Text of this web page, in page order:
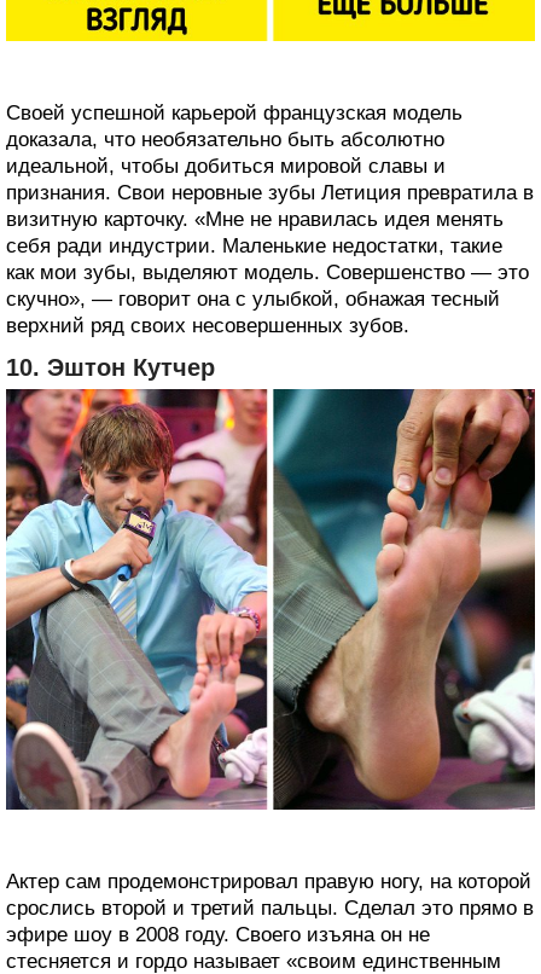
Своей успешной карьерой французская модель
доказала, что необязательно быть абсолютно
идеальной, чтобы добиться мировой славы и
признания. Свои неровные зубы Летиция превратила в
визитную карточку. «Мне не нравилась идея менять
себя ради индустрии. Маленькие недостатки, такие
как мои зубы, выделяют модель. Совершенство — это
скучно», — говорит она с улыбкой, обнажая тесный
верхний ряд своих несовершенных зубов.
10. Эштон Кутчер
Актер сам продемонстрировал правую ногу, на которой
срослись второй и третий пальцы. Сделал это прямо в
эфире шоу в 2008 году. Своего изъяна он не
стесняется и гордо называет «своим единственным